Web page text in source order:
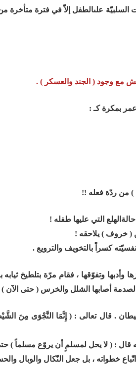
السلبيّة علىالطفل إلاّ في فترة متأخرة
مع وجود ( الجند والعسكر ) .
بمكرة كـ :
من ردّة فعله !!
التي عليها طفله !
( خروف ) يلاحقه !
كسراً بالتخويف والترويع .
وأدبها وتفوّقها ، فقام مرّة بتلطيخ
أصابها الشلل والخرس ( حتى الآن
. قال تعالى : ( إِنَّمَا النَّجْوَى مِنَ
قال : ( لا يحل لمسلمٍ أن يروّع مسلماً )
خطواته ، بل جعل النّكال والوبال